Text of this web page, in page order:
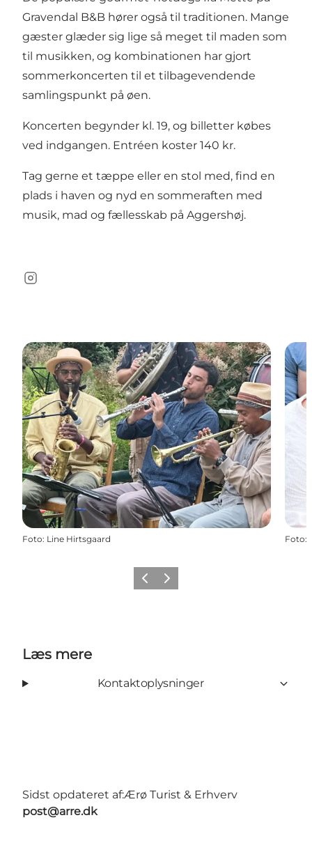
Gravendal B&B hører også til traditionen. Mange
gæster glæder sig lige så meget til maden som
til musikken, og kombinationen har gjort
sommerkoncerten til et tilbagevendende
samlingspunkt på øen.
Koncerten begynder kl. 19, og billetter købes
ved indgangen. Entréen koster 140 kr.
Tag gerne et tæppe eller en stol med, find en
plads i haven og nyd en sommeraften med
musik, mad og fællesskab på Aggershøj.
Instagram
Foto: Line Hirtsgaard Foto:
ForrigeNæste
Læs mere
Kontaktoplysninger
Sidst opdateret af:Ærø Turist & Erhverv
post@arre.dk